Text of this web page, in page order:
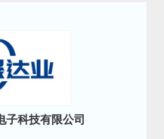
子科技有限公司